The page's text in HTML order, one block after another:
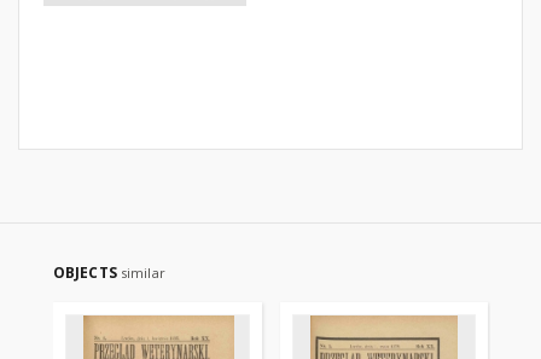
OBJECTS similar